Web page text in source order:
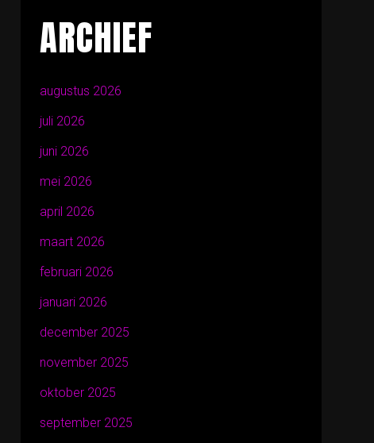
ARCHIEF
augustus 2026
juli 2026
juni 2026
mei 2026
april 2026
maart 2026
februari 2026
januari 2026
december 2025
november 2025
oktober 2025
september 2025